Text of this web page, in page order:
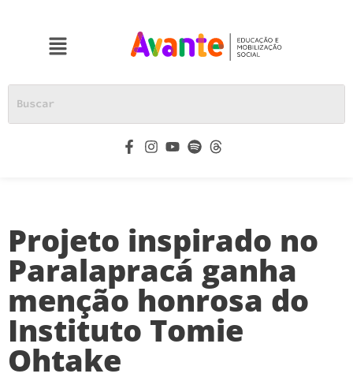
Projeto inspirado no
Paralapracá ganha
menção honrosa do
Instituto Tomie
Ohtake